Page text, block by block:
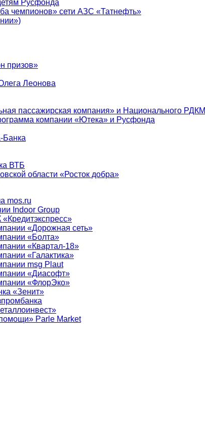
Русфонда
чемпионов» сети АЗС «Татнефть»
призов»
Леонова
пассажирская компания» и Национального РДКМ
компании «Ютека» и Русфонда
Банка
ВТБ
области «Росток добра»
mos.ru
Indoor Group
«Дорожная сеть»
«Болта»
«Квартал-18»
«Галактика»
msg Plaut
«Диасофт»
«ФлорЭко»
«Зенит»
Parle Market